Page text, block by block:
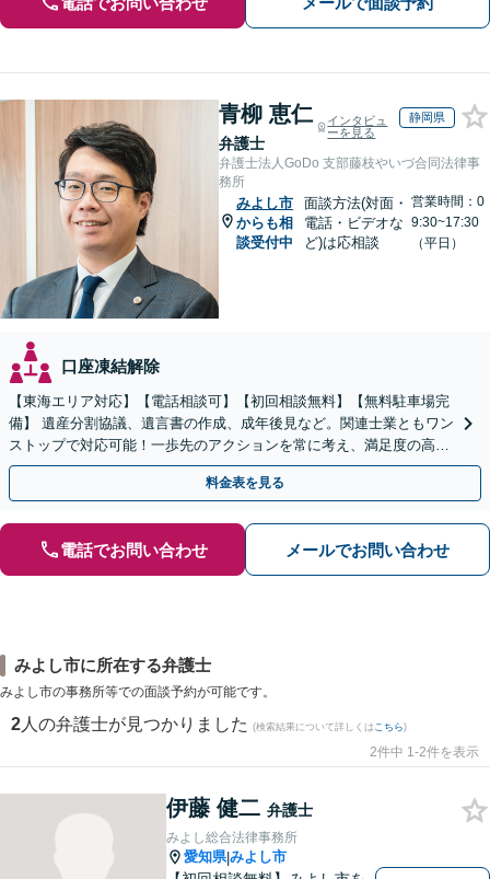
青柳 恵仁
弁護士
インタビュ
ーを見る
静岡県
弁護士法人GoDo 支部藤枝やいづ合同法律事
務所
みよし市
からも相
談受付中
面談方法(対面・
電話・ビデオな
ど)は応相談
営業時間：0
9:30~17:30
（平日）
口座凍結解除
【東海エリア対応】【電話相談可】【初回相談無料】【無料駐車場完
備】 遺産分割協議、遺言書の作成、成年後見など。関連士業ともワン
ストップで対応可能！一歩先のアクションを常に考え、満足度の高い
解決を目指します
料金表を見る
電話でお問い合わせ メールでお問い合わせ
みよし市に所在する弁護士
みよし市の事務所等での面談予約が可能です。
2 人の弁護士が見つかりました (検索結果について詳しくは こちら)
2件中 1-2件を表示
伊藤 健二 弁護士
みよし総合法律事務所
愛知県|みよし市